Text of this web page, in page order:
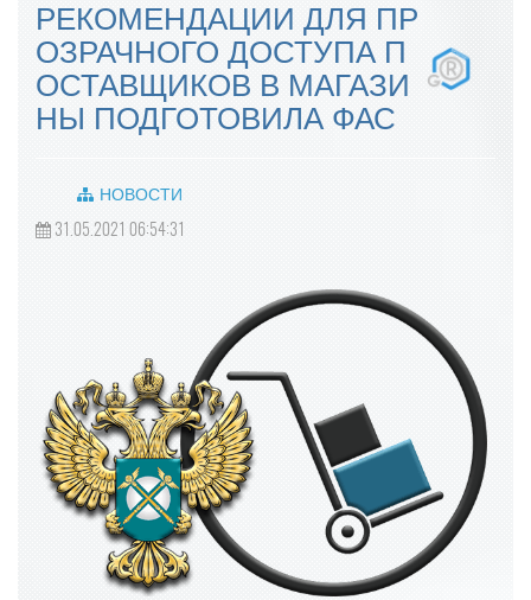
РЕКОМЕНДАЦИИ ДЛЯ ПР
ОЗРАЧНОГО ДОСТУПА П
ОСТАВЩИКОВ В МАГАЗИ
НЫ ПОДГОТОВИЛА ФАС
НОВОСТИ
31.05.2021 06:54:31